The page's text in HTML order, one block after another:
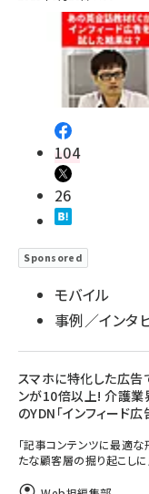
104
26
Sponsored
モバイル
事例／インタ
スマホに特化した広告
ンが10倍以上! 介護業
のYDN「インフィード
「記事コンテンツに最適な
たな顧客層の掘り起こし